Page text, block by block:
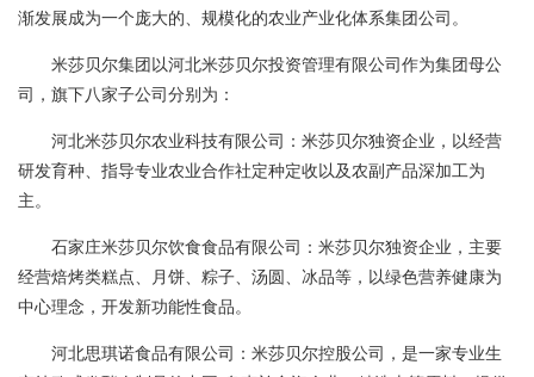
渐发展成为一个庞大的、规模化的农业产业化体系集团公司。
米莎贝尔集团以河北米莎贝尔投资管理有限公司作为集团母公
司，旗下八家子公司分别为：
河北米莎贝尔农业科技有限公司：米莎贝尔独资企业，以经营
研发育种、指导专业农业合作社定种定收以及农副产品深加工为
主。
石家庄米莎贝尔饮食食品有限公司：米莎贝尔独资企业，主要
经营焙烤类糕点、月饼、粽子、汤圆、冰品等，以绿色营养健康为
中心理念，开发新功能性食品。
河北思琪诺食品有限公司：米莎贝尔控股公司，是一家专业生